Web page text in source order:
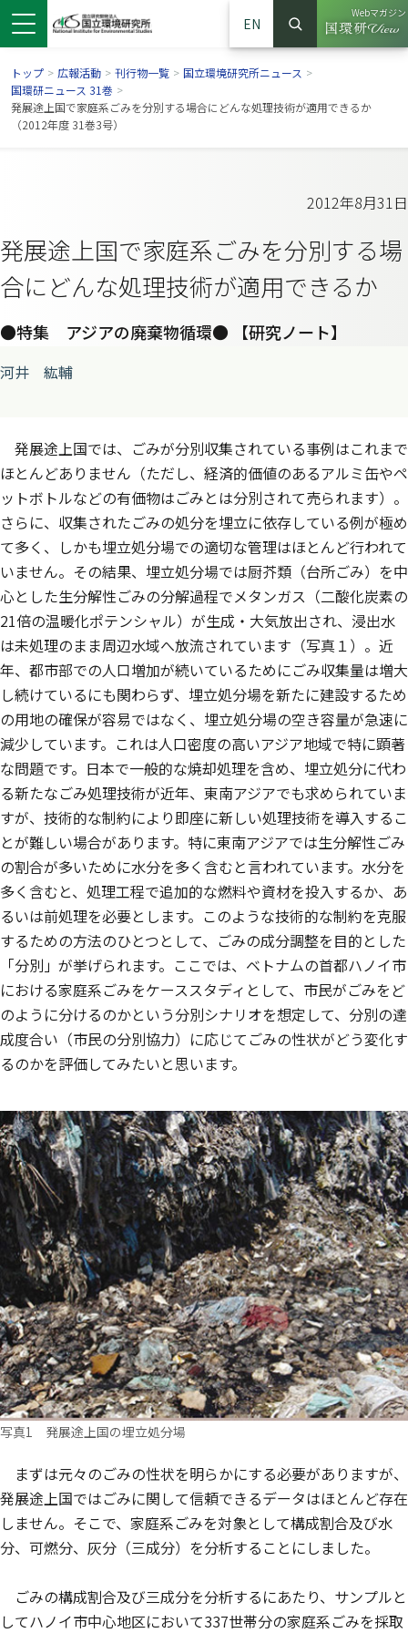
ドウで開きます）
ンドウで開きます）
ウインドウで開きます）
EN
サイト内検索
検索
Webマガジン
（別ウイ
トップ > 広報活動 > 刊行物一覧 > 国立環境研究所ニュース >
国環研ニュース 31巻 >
発展途上国で家庭系ごみを分別する場合にどんな処理技術が適用できるか
（2012年度 31巻3号）
2012年8月31日
発展途上国で家庭系ごみを分別する場
合にどんな処理技術が適用できるか
●特集 アジアの廃棄物循環● 【研究ノート】
河井 紘輔
発展途上国では、ごみが分別収集されている事例はこれまで
ほとんどありません（ただし、経済的価値のあるアルミ缶やペ
ットボトルなどの有価物はごみとは分別されて売られます）。
さらに、収集されたごみの処分を埋立に依存している例が極め
て多く、しかも埋立処分場での適切な管理はほとんど行われて
いません。その結果、埋立処分場では厨芥類（台所ごみ）を中
心とした生分解性ごみの分解過程でメタンガス（二酸化炭素の
21倍の温暖化ポテンシャル）が生成・大気放出され、浸出水
は未処理のまま周辺水域へ放流されています（写真１）。近
年、都市部での人口増加が続いているためにごみ収集量は増大
し続けているにも関わらず、埋立処分場を新たに建設するため
の用地の確保が容易ではなく、埋立処分場の空き容量が急速に
減少しています。これは人口密度の高いアジア地域で特に顕著
な問題です。日本で一般的な焼却処理を含め、埋立処分に代わ
る新たなごみ処理技術が近年、東南アジアでも求められていま
すが、技術的な制約により即座に新しい処理技術を導入するこ
とが難しい場合があります。特に東南アジアでは生分解性ごみ
の割合が多いために水分を多く含むと言われています。水分を
多く含むと、処理工程で追加的な燃料や資材を投入するか、あ
るいは前処理を必要とします。このような技術的な制約を克服
するための方法のひとつとして、ごみの成分調整を目的とした
「分別」が挙げられます。ここでは、ベトナムの首都ハノイ市
における家庭系ごみをケーススタディとして、市民がごみをど
のように分けるのかという分別シナリオを想定して、分別の達
成度合い（市民の分別協力）に応じてごみの性状がどう変化す
るのかを評価してみたいと思います。
写真1 発展途上国の埋立処分場
まずは元々のごみの性状を明らかにする必要がありますが、
発展途上国ではごみに関して信頼できるデータはほとんど存在
しません。そこで、家庭系ごみを対象として構成割合及び水
分、可燃分、灰分（三成分）を分析することにしました。
ごみの構成割合及び三成分を分析するにあたり、サンプルと
してハノイ市中心地区において337世帯分の家庭系ごみを採取